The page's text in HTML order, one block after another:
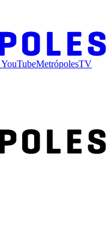
YouTubeMetrópolesTV